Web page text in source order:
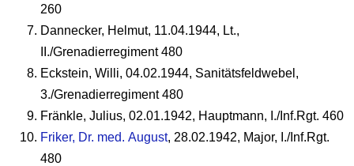
260
Dannecker, Helmut, 11.04.1944, Lt.,
II./Grenadierregiment 480
Eckstein, Willi, 04.02.1944, Sanitätsfeldwebel,
3./Grenadierregiment 480
Fränkle, Julius, 02.01.1942, Hauptmann, I./Inf.Rgt. 460
Friker, Dr. med. August, 28.02.1942, Major, I./Inf.Rgt.
480